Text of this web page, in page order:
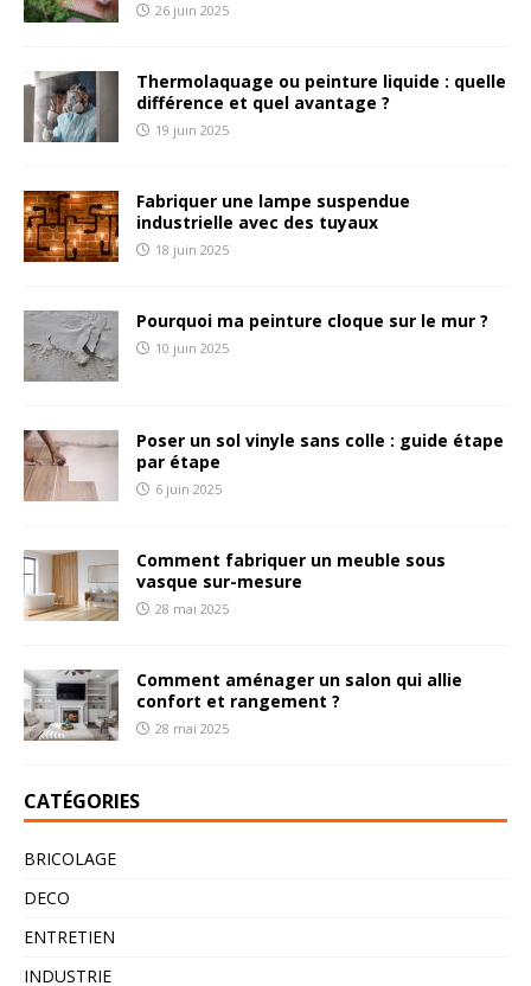
26 juin 2025
Thermolaquage ou peinture liquide : quelle
différence et quel avantage ?
19 juin 2025
Fabriquer une lampe suspendue
industrielle avec des tuyaux
18 juin 2025
Pourquoi ma peinture cloque sur le mur ?
10 juin 2025
Poser un sol vinyle sans colle : guide étape
par étape
6 juin 2025
Comment fabriquer un meuble sous
vasque sur-mesure
28 mai 2025
Comment aménager un salon qui allie
confort et rangement ?
28 mai 2025
CATÉGORIES
BRICOLAGE
DECO
ENTRETIEN
INDUSTRIE